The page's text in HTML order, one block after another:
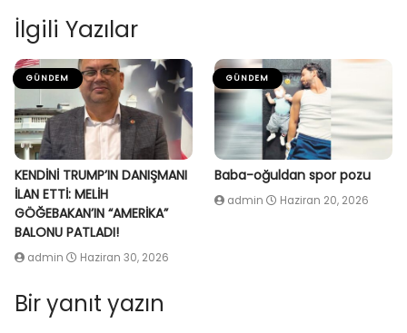
İlgili Yazılar
GÜNDEM
KENDİNİ TRUMP’IN DANIŞMANI
İLAN ETTİ: MELİH
GÖĞEBAKAN’IN “AMERİKA”
BALONU PATLADI!
admin Haziran 30, 2026
GÜNDEM
Baba-oğuldan spor pozu
admin Haziran 20, 2026
Bir yanıt yazın